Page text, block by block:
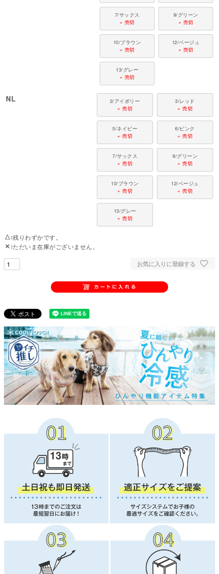
7/サックス
× 売切
9/グリーン
× 売切
10/ブラウン
× 売切
12/ベージュ
× 売切
13/グレー
× 売切
NL
2/アイボリー
× 売切
3/レッド
× 売切
5/ネイビー
× 売切
6/ピンク
× 売切
7/サックス
× 売切
9/グリーン
× 売切
10/ブラウン
× 売切
12/ベージュ
× 売切
13/グレー
× 売切
△ 残りわずかです。
✕ ただいま在庫がございません。
お気に入りに登録する